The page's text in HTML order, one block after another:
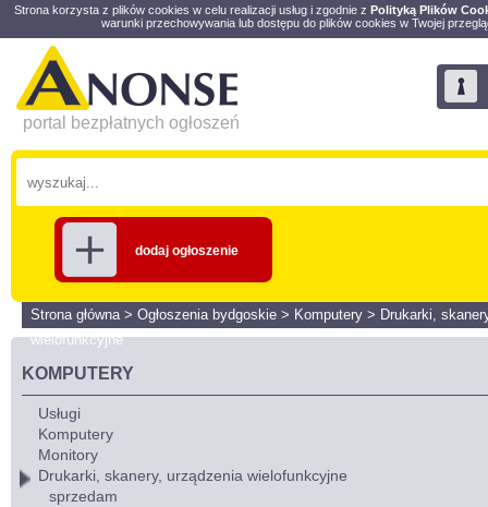
Strona korzysta z plików cookies w celu realizacji usług i zgodnie z Polityką Plików
warunki przechowywania lub dostępu do plików cookies w Twojej
portal bezpłatnych ogłoszeń
dodaj ogłoszenie
Strona główna> Ogłoszenia bydgoskie > Komputery > Drukarki,
wielofunkcyjne
KOMPUTERY
Usługi
Komputery
Monitory
Drukarki, skanery, urządzenia wielofunkcyjne
sprzedam